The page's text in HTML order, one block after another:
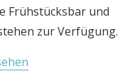
Frühstücksbar und
zur Verfügung.